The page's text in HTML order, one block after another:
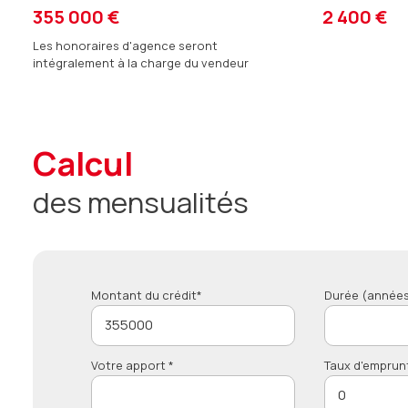
355 000 €
Les honoraires d'agence seront
intégralement à la charge du vendeur
2 400 €
calcul
des mensualités
Montant du crédit* Durée
Votre apport * Taux